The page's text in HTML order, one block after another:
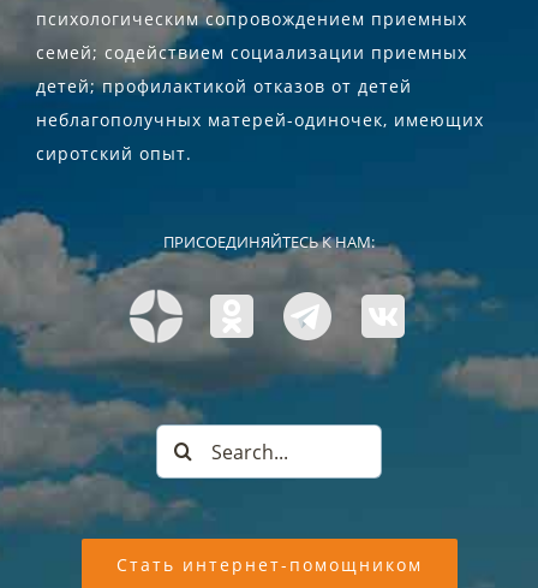
психологическим сопровождением приемных
семей; содействием социализации приемных
детей; профилактикой отказов от детей
неблагополучных матерей-одиночек, имеющих
сиротский опыт.
ПРИСОЕДИНЯЙТЕСЬ К НАМ:
Search
for:
Стать интернет-помощником